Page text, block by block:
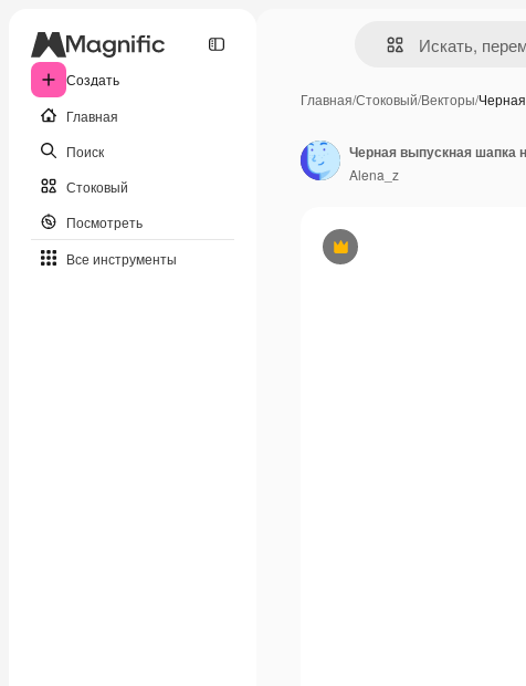
Создать
Главная
Поиск
Стоковый
Посмотреть
Все инструменты
Главная/Стоковый/Векторы/
Премиум
Черная выпускная шапка
Alena_z